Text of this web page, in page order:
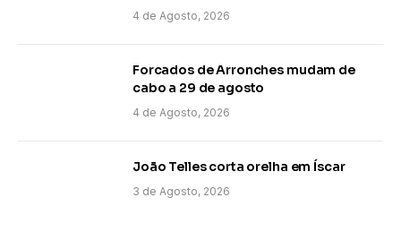
4 de Agosto, 2026
Forcados de Arronches mudam de
cabo a 29 de agosto
4 de Agosto, 2026
João Telles corta orelha em Íscar
3 de Agosto, 2026